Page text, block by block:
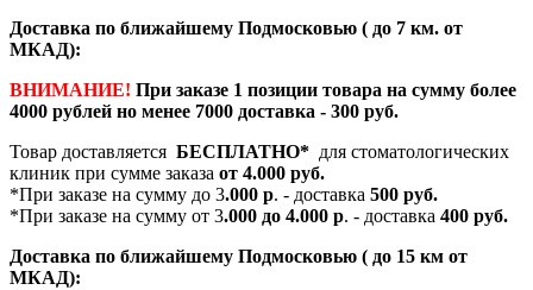
Доставка по ближайшему Подмосковью ( до 7 км. от
МКАД):
ВНИМАНИЕ! При заказе 1 позиции товара на сумму более
4000 рублей но менее 7000 доставка - 300 руб.
Товар доставляется БЕСПЛАТНО* для стоматологических
клиник при сумме заказа от 4.000 руб.
*При заказе на сумму до 3.000 р. - доставка 500 руб.
*При заказе на сумму от 3.000 до 4.000 р. - доставка 400 руб.
Доставка по ближайшему Подмосковью ( до 15 км от
МКАД):